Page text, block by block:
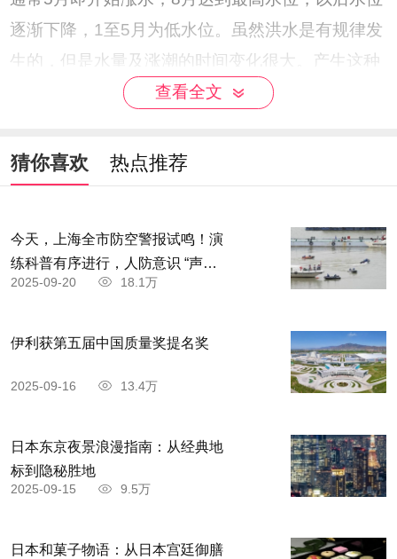
逐渐下降，1至5月为低水位。虽然洪水是有规律发
生的，但是水量及涨潮的时间变化很大。产生这种
现象的原因是青尼罗河和阿特巴拉河，这两条河的
查看全文
猜你喜欢 热点推荐
今天，上海全市防空警报试鸣！演
练科普有序进行，人防意识 “声入
人心”
2025-09-20 18.1万
伊利获第五届中国质量奖提名奖
2025-09-16 13.4万
日本东京夜景浪漫指南：从经典地
标到隐秘胜地
2025-09-15 9.5万
日本和菓子物语：从日本宫廷御膳